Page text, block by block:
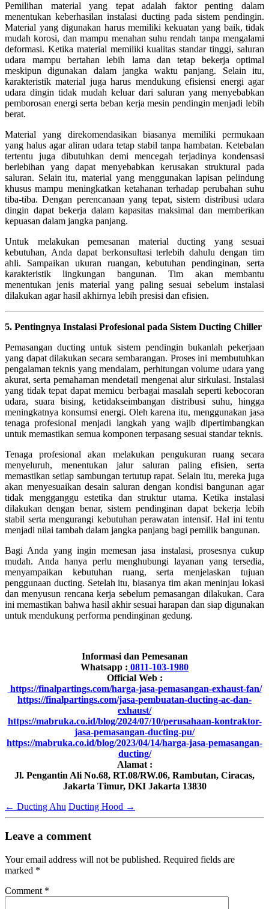
Pemilihan material yang tepat adalah faktor penting dalam
menentukan keberhasilan instalasi ducting pada sistem pendingin.
Material yang digunakan harus memiliki kekuatan yang baik, tidak
mudah korosi, dan mampu menahan suhu rendah tanpa mengalami
deformasi. Ketika material memiliki kualitas standar tinggi, saluran
udara mampu bertahan lebih lama dan tetap bekerja optimal
meskipun digunakan dalam jangka waktu panjang. Selain itu,
karakteristik material juga harus mendukung efisiensi energi agar
udara dingin tidak mudah keluar dari saluran yang menyebabkan
pemborosan energi serta beban kerja mesin pendingin menjadi lebih
berat.
Material yang direkomendasikan biasanya memiliki permukaan
yang halus agar aliran udara tetap stabil tanpa hambatan. Ketebalan
tertentu juga dibutuhkan demi mencegah terjadinya kondensasi
berlebihan yang dapat menyebabkan kerusakan struktural pada
saluran. Selain itu, material yang menggunakan lapisan pelindung
khusus mampu meningkatkan ketahanan terhadap perubahan suhu
tiba-tiba. Dengan perencanaan yang tepat, sistem distribusi udara
dingin dapat bekerja dalam kapasitas maksimal dan memberikan
kepuasan dalam jangka panjang.
Untuk melakukan pemesanan material ducting yang sesuai
kebutuhan, Anda dapat berkonsultasi terlebih dahulu dengan tim
ahli. Sampaikan ukuran ruangan, kebutuhan pendinginan, serta
karakteristik lingkungan bangunan. Tim akan membantu
menentukan jenis material yang paling sesuai sebelum instalasi
dilakukan agar hasil akhirnya lebih presisi dan efisien.
5. Pentingnya Instalasi Profesional pada Sistem Ducting Chiller
Pemasangan ducting untuk sistem pendingin bukanlah pekerjaan
yang dapat dilakukan secara sembarangan. Proses ini membutuhkan
pengalaman teknis yang mendalam, perhitungan volume udara yang
akurat, serta pemahaman mendetail mengenai alur sirkulasi. Instalasi
yang tidak tepat dapat memicu berbagai masalah seperti kebocoran
udara, suara bising, ketidakseimbangan distribusi suhu, hingga
meningkatnya konsumsi energi. Oleh karena itu, menggunakan jasa
tenaga profesional menjadi langkah yang wajib dipertimbangkan
untuk memastikan semua komponen terpasang sesuai standar teknis.
Tenaga profesional akan melakukan pengukuran ruang secara
menyeluruh, menentukan jalur saluran paling efisien, serta
memastikan setiap sambungan tertutup rapat. Selain itu, mereka juga
akan menyesuaikan desain saluran dengan kondisi bangunan agar
tidak mengganggu estetika dan struktur utama. Ketika instalasi
dilakukan dengan benar, sistem pendinginan dapat bekerja lebih
stabil serta mengurangi kebutuhan perawatan intensif. Hal ini tentu
menjadi nilai tambah dalam jangka panjang bagi pemilik bangunan.
Bagi Anda yang ingin memesan jasa instalasi, prosesnya cukup
mudah. Anda hanya perlu menghubungi layanan yang tersedia,
menyampaikan kebutuhan ruang, serta menjelaskan tujuan
penggunaan ducting. Setelah itu, biasanya tim akan meninjau lokasi
dan menyusun rencana kerja sebelum pemasangan dilakukan. Cara
ini memastikan bahwa hasil akhir sesuai harapan dan siap digunakan
untuk mendukung performa pendinginan gedung.
Informasi dan Pemesanan
Whatsapp : 0811-103-1980
Official Web :
https://finalpartings.com/harga-jasa-pemasangan-exhaust-fan/
https://finalpartings.com/jasa-pembuatan-ducting-ac-dan-
exhaust/
https://mabruka.co.id/blog/2024/07/10/perusahaan-kontraktor-
jasa-pemasangan-ducting-pu/
https://mabruka.co.id/blog/2023/04/14/harga-jasa-pemasangan-
ducting/
Alamat :
Jl. Pengantin Ali No.68, RT.08/RW.06, Rambutan, Ciracas,
Jakarta Timur, DKI Jakarta 13830
← Ducting Ahu Ducting Hood →
Leave a comment
Your email address will not be published. Required fields are
marked *
Comment *